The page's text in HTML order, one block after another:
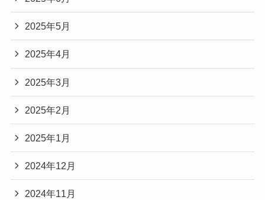
2025年5月
2025年4月
2025年3月
2025年2月
2025年1月
2024年12月
2024年11月